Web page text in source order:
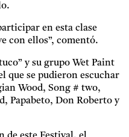
en esta clase
con ellos”, comentó.
y su grupo Wet Paint
que se pudieron escuchar
Wood, Song # two,
Papabeto, Don Roberto y